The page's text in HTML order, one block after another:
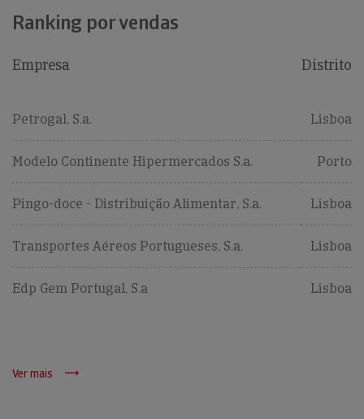
Ranking por vendas
Empresa Distrito
Petrogal, S.a. Lisboa
Modelo Continente Hipermercados S.a. Porto
Pingo-doce - Distribuição Alimentar, S.a. Lisboa
Transportes Aéreos Portugueses, S.a. Lisboa
Edp Gem Portugal, S.a Lisboa
Ver mais